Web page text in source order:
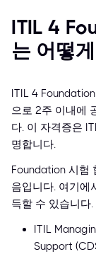
ITIL 4
는 어떻
ITIL 4
으로 2주 이내에
다. 이 자격증은
명합니다.
Foundation 시험
음입니다. 여기에
득할 수 있습니다.
ITIL
Support